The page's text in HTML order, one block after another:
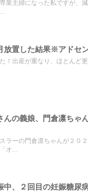
業主婦になった私ですが、
放置した結果※アドセ
！出産が重なり、ほとんど
んの義娘、門倉凛ちゃ
ラーの門倉凛ちゃんが２０
オ...
中、２回目の妊娠糖尿